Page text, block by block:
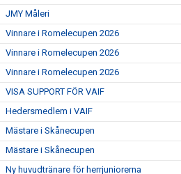
JMY Måleri
Vinnare i Romelecupen 2026
Vinnare i Romelecupen 2026
Vinnare i Romelecupen 2026
VISA SUPPORT FÖR VAIF
Hedersmedlem i VAIF
Mästare i Skånecupen
Mästare i Skånecupen
Ny huvudtränare för herrjuniorerna